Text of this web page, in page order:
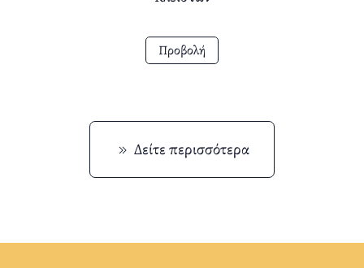
Προβολή
Δείτε περισσότερα